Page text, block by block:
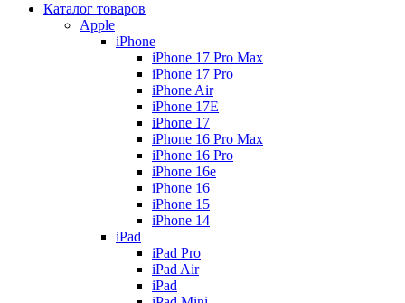
Каталог товаров
Apple
iPhone
iPhone 17 Pro Max
iPhone 17 Pro
iPhone Air
iPhone 17E
iPhone 17
iPhone 16 Pro Max
iPhone 16 Pro
iPhone 16e
iPhone 16
iPhone 15
iPhone 14
iPad
iPad Pro
iPad Air
iPad